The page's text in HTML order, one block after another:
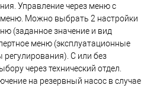
Управление через меню с
Можно выбрать 2 настройки
(заданное значение и вид
меню (эксплуатационные
С или без
через технический отдел.
на резервный насос в случае